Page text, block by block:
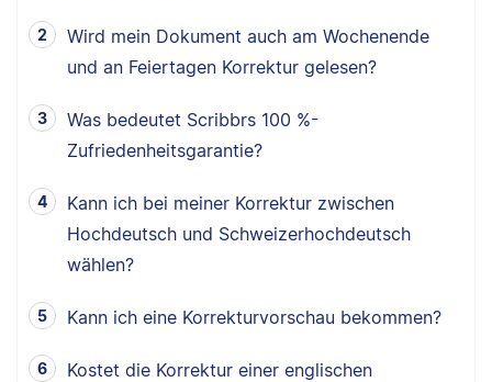
Wird mein Dokument auch am Wochenende
und an Feiertagen Korrektur gelesen?
Was bedeutet Scribbrs 100 %-
Zufriedenheitsgarantie?
Kann ich bei meiner Korrektur zwischen
Hochdeutsch und Schweizerhochdeutsch
wählen?
Kann ich eine Korrekturvorschau bekommen?
Kostet die Korrektur einer englischen